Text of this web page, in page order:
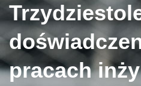
pracach